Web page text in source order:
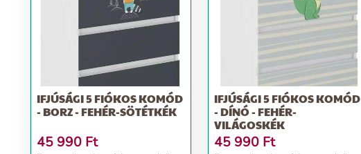
IFJÚSÁGI 5 FIÓKOS KOMÓD
- BORZ - FEHÉR-SÖTÉTKÉK
45 990 Ft
IFJÚSÁGI 5 FIÓKOS KOMÓD
- DÍNÓ - FEHÉR-
VILÁGOSKÉK
45 990 Ft